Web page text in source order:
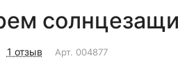
1 отзыв Арт. 004877